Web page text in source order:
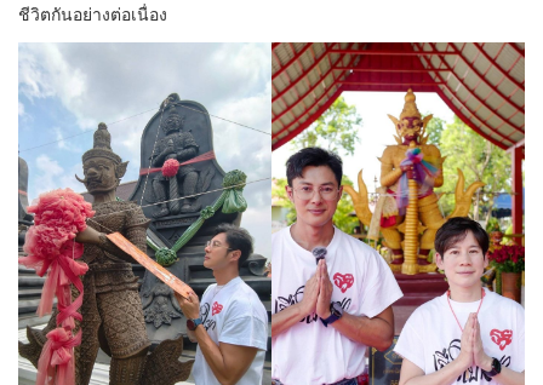
ชีวิตกันอย่างต่อเนื่อง